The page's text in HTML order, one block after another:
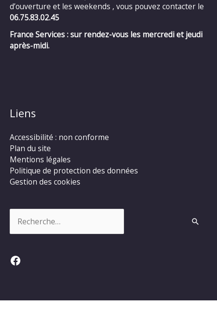
d’ouverture et les weekends , vous pouvez contacter le
06.75.83.02.45
France Services : sur rendez-vous les mercredi et jeudi
après-midi.
Liens
Accessibilité : non conforme
Plan du site
Mentions légales
Politique de protection des données
Gestion des cookies
Facebook